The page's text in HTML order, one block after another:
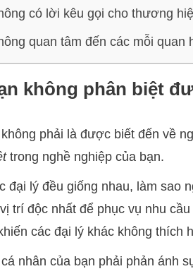
có lời kêu gọi cho thương
quan tâm đến các mỗi quan
không phân biệt
phải là được biết đến về
trong nghề nghiệp của bạn.
đại lý đều giống nhau, làm sao
trí độc nhất để phục vụ nhu
các đại lý khác không thích
nhân của bạn phải phản ánh